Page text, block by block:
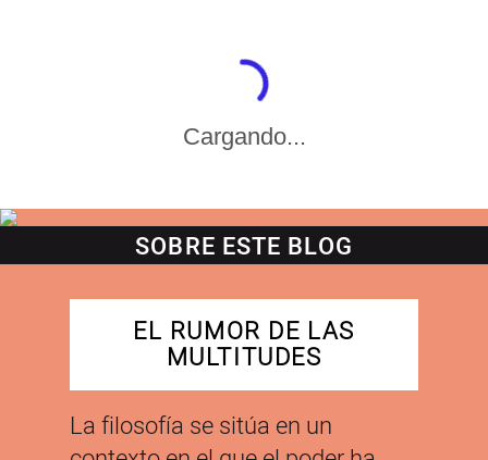
Cargando...
SOBRE ESTE BLOG
EL RUMOR DE LAS
MULTITUDES
La filosofía se sitúa en un